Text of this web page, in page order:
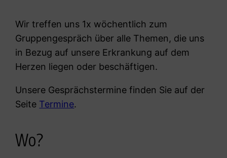
Wir treffen uns 1x wöchentlich zum
Gruppengespräch über alle Themen, die uns
in Bezug auf unsere Erkrankung auf dem
Herzen liegen oder beschäftigen.
Unsere Gesprächstermine finden Sie auf der
Seite Termine.
Wo?